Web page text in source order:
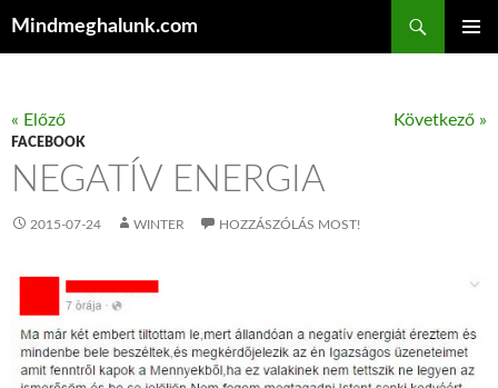
Mindmeghalunk.com
« Előző Következő »
FACEBOOK
NEGATÍV ENERGIA
2015-07-24 WINTER HOZZÁSZÓLÁS MOST!